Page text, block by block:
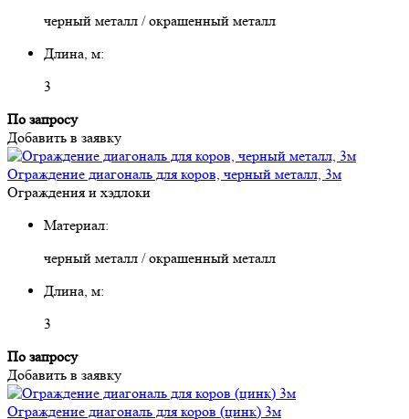
черный металл / окрашенный металл
Длина, м:
3
По запросу
Добавить в заявку
Ограждение диагональ для коров, черный металл, 3м
Ограждения и хэдлоки
Материал:
черный металл / окрашенный металл
Длина, м:
3
По запросу
Добавить в заявку
Ограждение диагональ для коров (цинк) 3м